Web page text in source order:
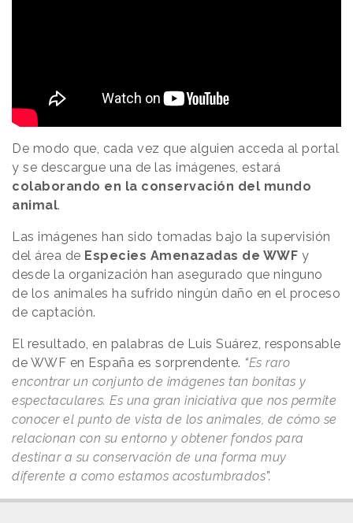
De modo que, cada vez que alguien acceda al portal
y se descargue una de las imágenes, estará
colaborando en la conservación del mundo
animal.
Las imágenes han sido tomadas bajo la supervisión
del área de Especies Amenazadas de WWF y
desde la organización han asegurado que ninguno
de los animales ha sufrido ningún daño en el proceso
de captación.
El resultado, en palabras de Luis Suárez, responsable
de WWF en España es sorprendente. “Es raro
encontrar un conjunto de imágenes tan bonitas y
espectaculares. Es una gran iniciativa que nos permite
conocer el punto de vista de los animales, de cómo se
relacionan con su entorno y obtener fondos para
destinar a su conservación de una forma muy
diferente a como estamos acostumbrados”.